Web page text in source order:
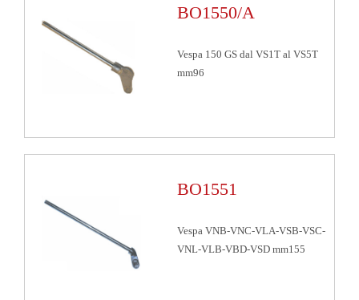
BO1550/A
Vespa 150 GS dal VS1T al VS5T
mm96
BO1551
Vespa VNB-VNC-VLA-VSB-VSC-
VNL-VLB-VBD-VSD mm155